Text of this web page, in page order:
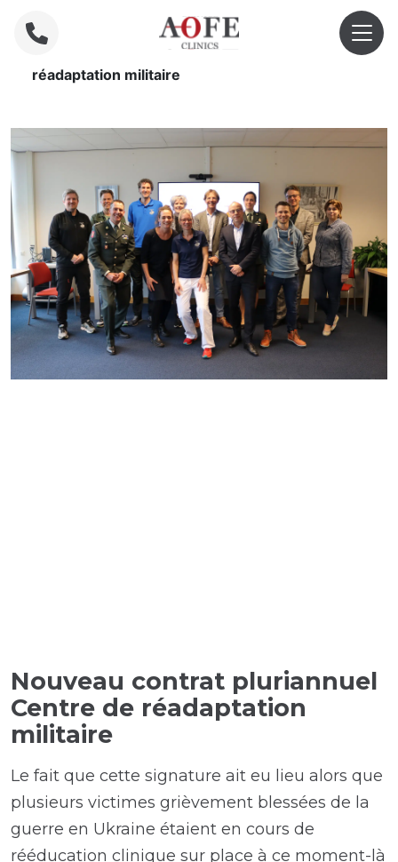
Nouveau contrat pluriannuel Centre de
réadaptation militaire
Nouveau contrat pluriannuel
Centre de réadaptation
militaire
Le fait que cette signature ait eu lieu alors que
plusieurs victimes grièvement blessées de la
guerre en Ukraine étaient en cours de
rééducation clinique sur place à ce moment-là